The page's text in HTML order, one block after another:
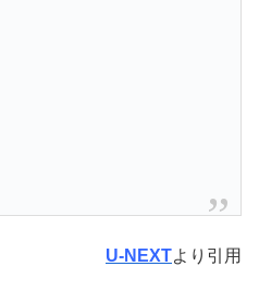
U-NEXTより引用